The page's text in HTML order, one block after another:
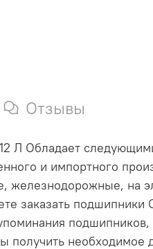
Отзывы
Л Обладает
и импортного
железнодорожные, на
заказать
получить необходимое